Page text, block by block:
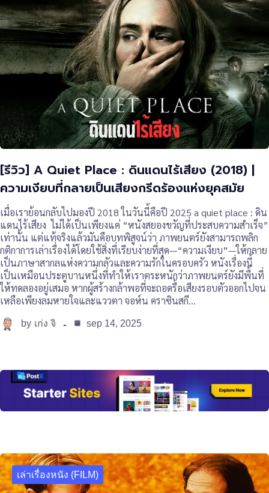
[รีวิว] A Quiet Place : ดินแดนไร้เสียง (2018) |
ความเงียบที่กลายเป็นเสียงกรีดร้องแห่งยุคสมัย
เมื่อเราย้อนกลับไปมองปี 2018 ในวันนี้คือปี 2025 a quiet place : ดิน
แดนไร้เสียง ไม่ได้เป็นเพียงแค่ “หนังสยองขวัญที่ประสบความสำเร็จ”
เท่านั้น แต่แท้จริงแล้วมันคือบทพิสูจน์ว่า ภาพยนตร์ยังสามารถพลิก
กติกาการเล่าเรื่องได้โดยใช้สิ่งที่เรียบง่ายที่สุด—“ความเงียบ”—ให้กลาย
เป็นภาษาสากลแห่งความกลัวและความรักในครอบครัว หนังเรื่องนี้
เป็นเหมือนประตูบานหนึ่งที่ทำให้เราตระหนักว่าภาพยนตร์ยังมีพื้นที่
ให้ทดลองอยู่เสมอ หากผู้สร้างกล้าพอที่จะถอดรื้อเสียงรอบตัวออกไปจน
เหลือเพียงลมหายใจและแววตา จอห์น คราซินสกี…
by เก่ง จิ sep 14, 2025
เล่าเรื่องหนัง (FILM)